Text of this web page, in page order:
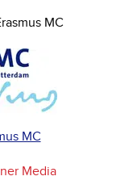
MC
MC
Media